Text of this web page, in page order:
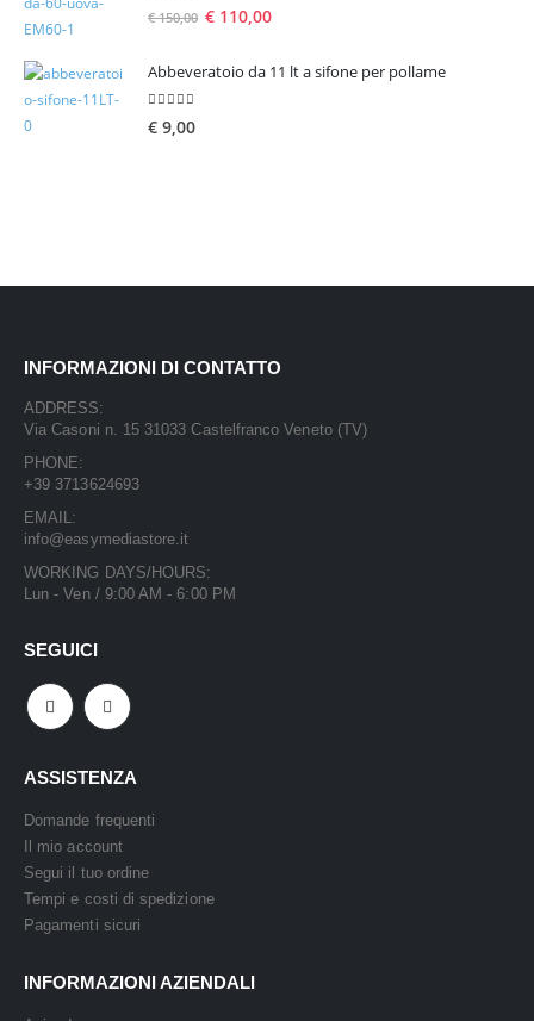
Su 5
€150,00 € 110,00
Abbeveratoio da 11 lt a sifone per pollame
€ 9,00
INFORMAZIONI DI CONTATTO
ADDRESS:
Via Casoni n. 15 31033 Castelfranco Veneto (TV)
PHONE:
+39 3713624693
EMAIL:
info@easymediastore.it
WORKING DAYS/HOURS:
Lun - Ven / 9:00 AM - 6:00 PM
SEGUICI
ASSISTENZA
Domande frequenti
Il mio account
Segui il tuo ordine
Tempi e costi di spedizione
Pagamenti sicuri
INFORMAZIONI AZIENDALI